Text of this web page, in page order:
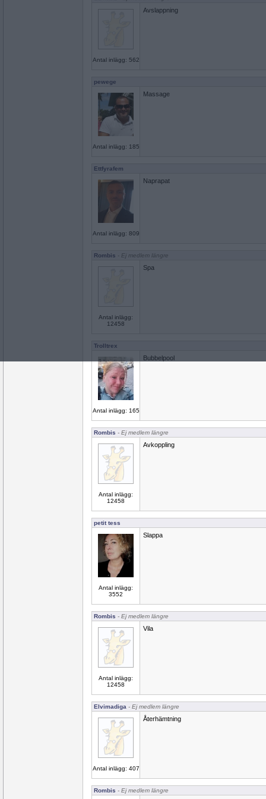
Antal inlägg: 562
Avslappning
pewege
Antal inlägg: 185
Massage
Ettfyrafem
Antal inlägg: 809
Naprapat
Rombis - Ej medlem längre
Antal inlägg:
12458
Spa
Trolltrex
Antal inlägg: 165
Bubbelpool
Rombis - Ej medlem längre
Antal inlägg:
12458
Avkoppling
petit tess
Antal inlägg:
3552
Slappa
Rombis - Ej medlem längre
Antal inlägg:
12458
Vila
Elvimadiga - Ej medlem längre
Antal inlägg: 407
Återhämtning
Rombis - Ej medlem längre